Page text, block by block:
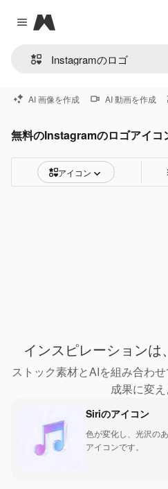
Close menu
Magnific
AI 画像を作成 AI 動画を作成
無料のInstagramのロゴアイコ
アイコン
インスピレーション
ストック素材とAIを組み合わ
成果に変え
Siriのアイコン
色が変化し、光沢の
アイコンです。